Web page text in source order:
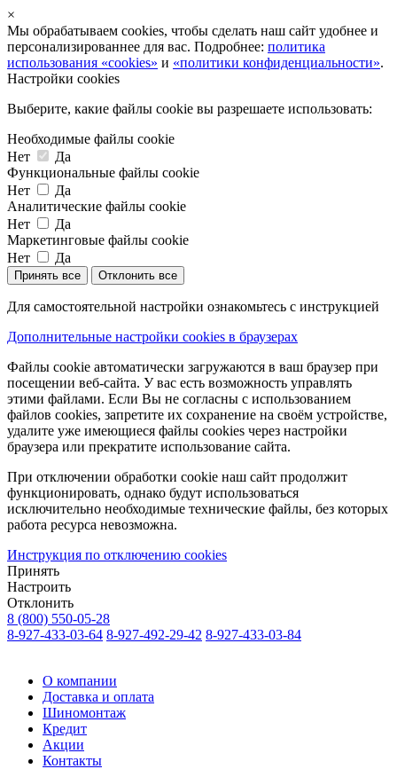
×
Мы обрабатываем cookies, чтобы сделать наш сайт удобнее и
персонализированнее для вас. Подробнее: политика
использования «cookies» и «политики конфиденциальности».
Настройки cookies
Выберите, какие файлы cookie вы разрешаете использовать:
Необходимые файлы cookie
Нет
Да
Функциональные файлы cookie
Нет
Да
Аналитические файлы cookie
Нет
Да
Маркетинговые файлы cookie
Нет
Да
Принять все Отклонить все
Для самостоятельной настройки ознакомьтесь с инструкцией
Дополнительные настройки cookies в браузерах
Файлы cookie автоматически загружаются в ваш браузер при
посещении веб-сайта. У вас есть возможность управлять
этими файлами. Если Вы не согласны с использованием
файлов cookies, запретите их сохранение на своём устройстве,
удалите уже имеющиеся файлы cookies через настройки
браузера или прекратите использование сайта.
При отключении обработки cookie наш сайт продолжит
функционировать, однако будут использоваться
исключительно необходимые технические файлы, без которых
работа ресурса невозможна.
Инструкция по отключению cookies
Принять
Настроить
Отклонить
8 (800) 550-05-28
8-927-433-03-64 8-927-492-29-42 8-927-433-03-84
О компании
Доставка и оплата
Шиномонтаж
Кредит
Акции
Контакты